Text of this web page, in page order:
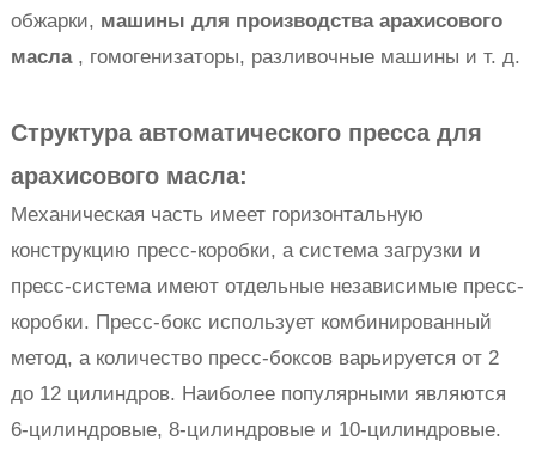
обжарки, машины для производства арахисового
масла, гомогенизаторы, разливочные машины и т. д.
Структура автоматического пресса для
арахисового масла:
Механическая часть имеет горизонтальную
конструкцию пресс-коробки, а система загрузки и
пресс-система имеют отдельные независимые пресс-
коробки. Пресс-бокс использует комбинированный
метод, а количество пресс-боксов варьируется от 2
до 12 цилиндров. Наиболее популярными являются
6-цилиндровые, 8-цилиндровые и 10-цилиндровые.